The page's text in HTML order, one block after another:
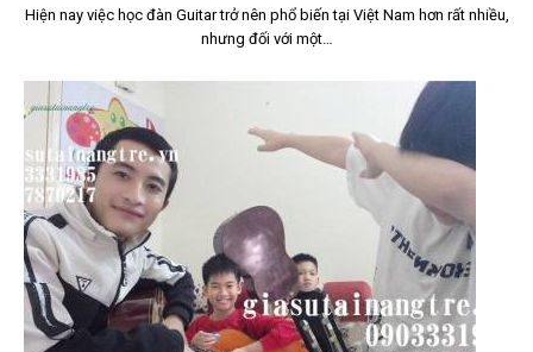
Hiện nay việc học đàn Guitar trở nên phổ biến tại Việt Nam hơn rất nhiều,
nhưng đối với một…